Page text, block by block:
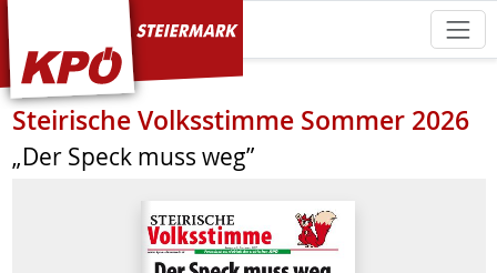
KPÖ Steiermark
Steirische Volksstimme Sommer 2026
„Der Speck muss weg”